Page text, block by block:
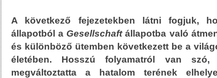
A következő fejezetekben látni fogjuk,
állapotból a Gesellschaftállapotba való
és különböző ütemben következett be a
életében. Hosszú folyamatról van szó,
megváltoztatta a hatalom terének